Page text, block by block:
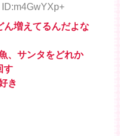
ん増えてるんだよな
、サンタをどれか
す
き